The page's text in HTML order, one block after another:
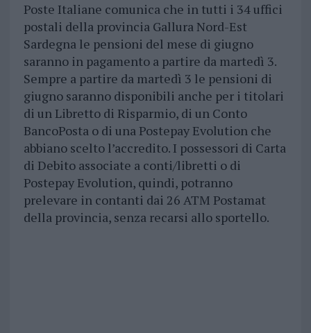
Poste Italiane comunica che in tutti i 34 uffici
postali della provincia Gallura Nord-Est
Sardegna le pensioni del mese di giugno
saranno in pagamento a partire da martedì 3.
Sempre a partire da martedì 3 le pensioni di
giugno saranno disponibili anche per i titolari
di un Libretto di Risparmio, di un Conto
BancoPosta o di una Postepay Evolution che
abbiano scelto l’accredito. I possessori di Carta
di Debito associate a conti/libretti o di
Postepay Evolution, quindi, potranno
prelevare in contanti dai 26 ATM Postamat
della provincia, senza recarsi allo sportello.